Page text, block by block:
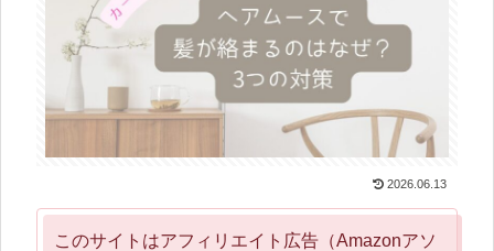
2026.06.13
このサイトはアフィリエイト広告（Amazonアソ